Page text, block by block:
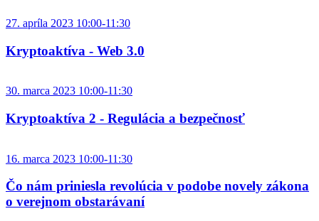
27. apríla 2023 10:00-11:30
Kryptoaktíva - Web 3.0
30. marca 2023 10:00-11:30
Kryptoaktíva 2 - Regulácia a bezpečnosť
16. marca 2023 10:00-11:30
Čo nám priniesla revolúcia v podobe novely zákona
o verejnom obstarávaní